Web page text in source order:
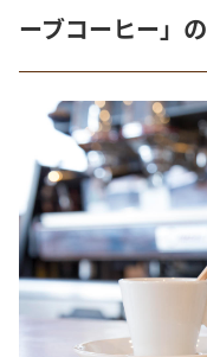
ーブコーヒー」